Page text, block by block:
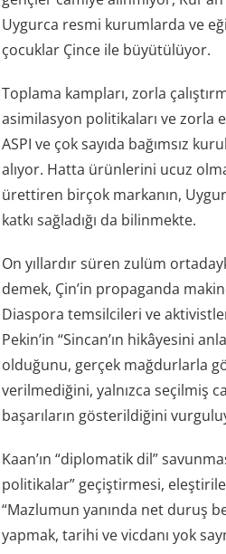
Uygurca resmi kurumlarda ve
çocuklar Çince ile büyütülüyor.
Toplama kampları, zorla
asimilasyon politikaları ve zorla
ASPI ve çok sayıda bağımsız
alıyor. Hatta ürünlerini ucuz
ürettiren birçok markanın,
katkı sağladığı da bilinmekte.
On yıllardır süren zulüm
demek, Çin’in propaganda
Diaspora temsilcileri ve
Pekin’in “Sincan’ın hikâyesini
olduğunu, gerçek mağdurlarla
verilmediğini, yalnızca seçilmiş
başarıların gösterildiğini
Kaan’ın “diplomatik dil”
politikalar” geçiştirmesi,
“Mazlumun yanında net duruş
yapmak, tarihi ve vicdanı yok